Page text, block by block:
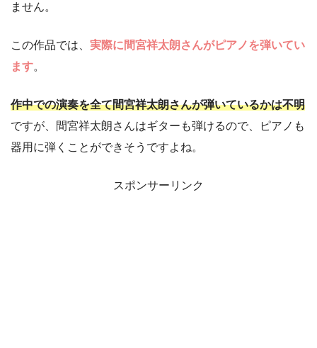
ません。
この作品では、 実際に間宮祥太朗さんがピアノを弾いてい
ます。
作中での演奏を全て間宮祥太朗さんが弾いているかは不明
ですが、間宮祥太朗さんはギターも弾けるので、ピアノも
器用に弾くことができそうですよね。
スポンサーリンク